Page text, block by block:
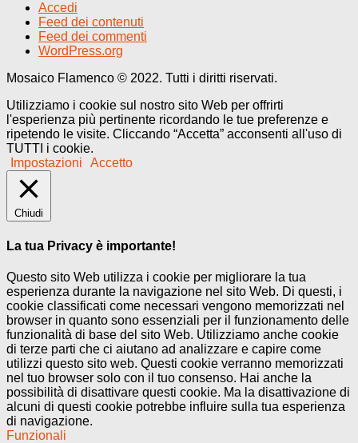
Accedi
Feed dei contenuti
Feed dei commenti
WordPress.org
Mosaico Flamenco © 2022. Tutti i diritti riservati.
Utilizziamo i cookie sul nostro sito Web per offrirti
l'esperienza più pertinente ricordando le tue preferenze e
ripetendo le visite. Cliccando “Accetta” acconsenti all'uso di
TUTTI i cookie.
Impostazioni
Accetto
Chiudi
La tua Privacy è importante!
Questo sito Web utilizza i cookie per migliorare la tua
esperienza durante la navigazione nel sito Web. Di questi, i
cookie classificati come necessari vengono memorizzati nel
browser in quanto sono essenziali per il funzionamento delle
funzionalità di base del sito Web. Utilizziamo anche cookie
di terze parti che ci aiutano ad analizzare e capire come
utilizzi questo sito web. Questi cookie verranno memorizzati
nel tuo browser solo con il tuo consenso. Hai anche la
possibilità di disattivare questi cookie. Ma la disattivazione di
alcuni di questi cookie potrebbe influire sulla tua esperienza
di navigazione.
Funzionali